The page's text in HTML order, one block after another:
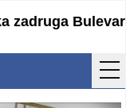
zadruga Bulevar